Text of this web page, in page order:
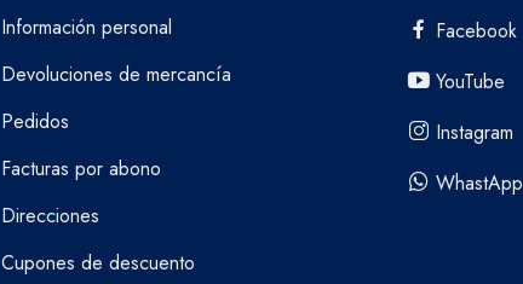
Información personal
Devoluciones de mercancía
Pedidos
Facturas por abono
Direcciones
Cupones de descuento
Facebook
YouTube
Instagram
WhastApp